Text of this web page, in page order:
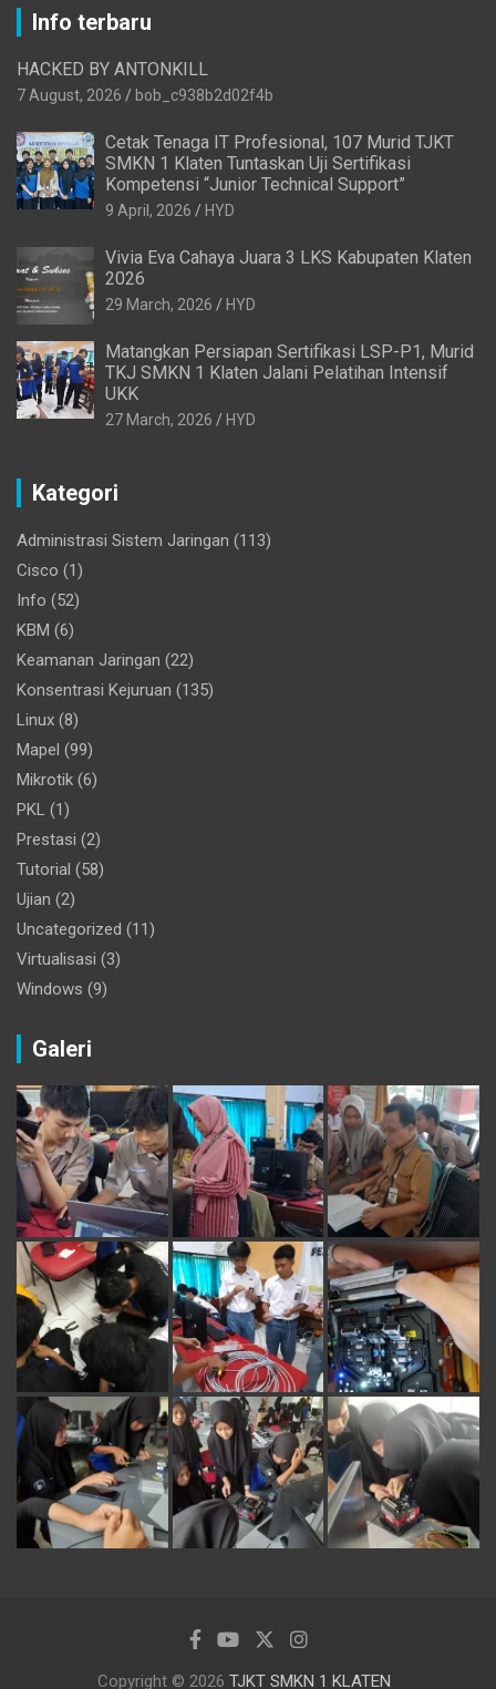
Info terbaru
HACKED BY ANTONKILL
7 August, 2026 bob_c938b2d02f4b
Cetak Tenaga IT Profesional, 107 Murid TJKT
SMKN 1 Klaten Tuntaskan Uji Sertifikasi
Kompetensi “Junior Technical Support”
9 April, 2026 HYD
Vivia Eva Cahaya Juara 3 LKS Kabupaten Klaten
2026
29 March, 2026 HYD
Matangkan Persiapan Sertifikasi LSP-P1, Murid
TKJ SMKN 1 Klaten Jalani Pelatihan Intensif
UKK
27 March, 2026 HYD
Kategori
Administrasi Sistem Jaringan (113)
Cisco (1)
Info (52)
KBM (6)
Keamanan Jaringan (22)
Konsentrasi Kejuruan (135)
Linux (8)
Mapel (99)
Mikrotik (6)
PKL (1)
Prestasi (2)
Tutorial (58)
Ujian (2)
Uncategorized (11)
Virtualisasi (3)
Windows (9)
Galeri
Copyright © 2026 TJKT SMKN 1 KLATEN